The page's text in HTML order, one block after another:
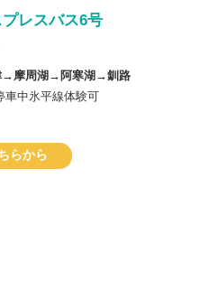
レスバス6号
→摩周湖→阿寒湖→釧路
車中氷平線体験可
らから